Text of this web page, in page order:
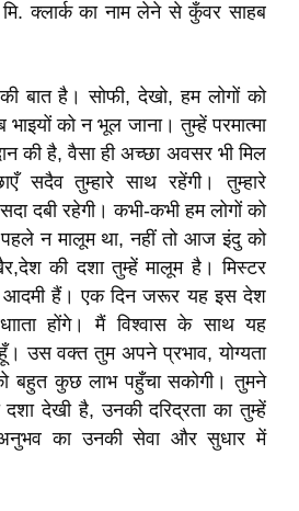
क्लार्क का नाम लेने से कुँवर साहब
बात है। सोफी, देखो, हम लोगों को
को न भूल जाना। तुम्हें परमात्मा
की है, वैसा ही अच्छा अवसर भी मिल
सदैव तुम्हारे साथ रहेंगी। तुम्हारे
दबी रहेगी। कभी-कभी हम लोगों को
न मालूम था, नहीं तो आज इंदु को
की दशा तुम्हें मालूम है। मिस्टर
आदमी हैं। एक दिन जरूर यह इस देश
होंगे। मैं विश्वास के साथ यह
उस वक्त तुम अपने प्रभाव, योग्यता
बहुत कुछ लाभ पहुँचा सकोगी। तुमने
देखी है, उनकी दरिद्रता का तुम्हें
का उनकी सेवा और सुधार में